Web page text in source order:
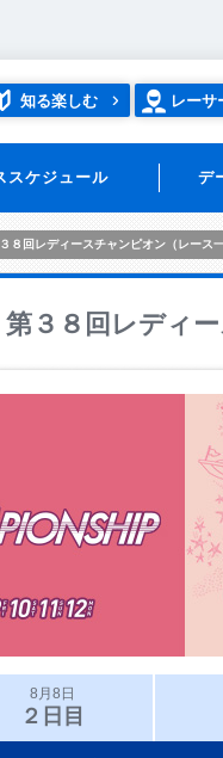
知る楽しむ レーサ
スケジュール デ
８回レディースチャンピオン（レース
第３８回レディ
8月8日
２日目